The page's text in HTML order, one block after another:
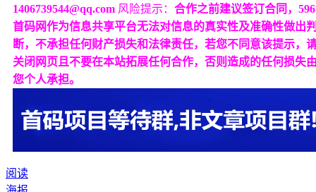
1406739544@qq.com 风险提示： 合作之前建议签订合同，596
首码网作为信息共享平台无法对信息的真实性及准确性做出
断，不承担任何财产损失和法律责任，若您不同意该提示，
关闭网页且不要在本站拓展任何合作，否则造成的任何损失
您个人承担。
阅读